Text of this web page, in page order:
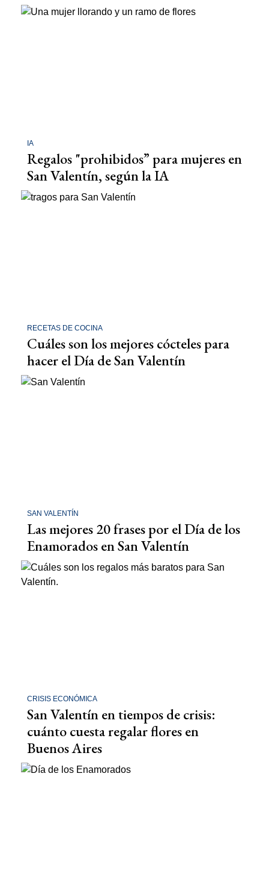
IA
Regalos "prohibidos” para mujeres en
San Valentín, según la IA
RECETAS DE COCINA
Cuáles son los mejores cócteles para
hacer el Día de San Valentín
SAN VALENTÍN
Las mejores 20 frases por el Día de los
Enamorados en San Valentín
CRISIS ECONÓMICA
San Valentín en tiempos de crisis:
cuánto cuesta regalar flores en
Buenos Aires